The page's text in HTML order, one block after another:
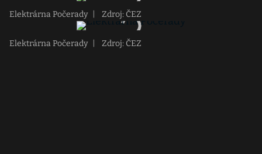
Elektrárna Počerady Zdroj: ČEZ
Elektrárna Počerady Zdroj: ČEZ